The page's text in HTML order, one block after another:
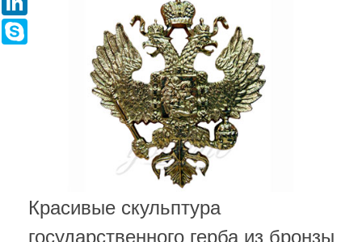
Красивые скульптура
государственного герба из бронзы